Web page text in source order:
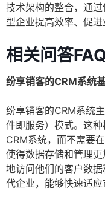
技术架构的整合，通
型企业提高效率、促进
相关问答
纷享销客的CRM系统
纷享销客的CRM系统
件即服务）模式。这
CRM系统，而不需要
使得数据存储和管理
地访问他们的客户数
代企业，能够快速适应